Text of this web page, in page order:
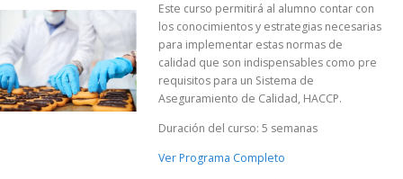
Este curso permitirá al alumno contar con
los conocimientos y estrategias necesarias
para implementar estas normas de
calidad que son indispensables como pre
requisitos para un Sistema de
Aseguramiento de Calidad, HACCP.
Duración del curso: 5 semanas
Ver Programa Completo